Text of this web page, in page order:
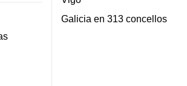
Galicia en 313 concellos